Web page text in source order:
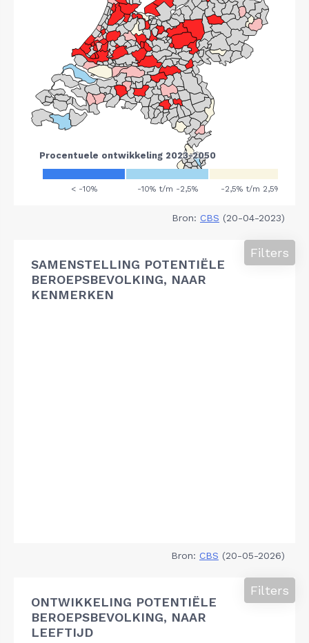
Bron: CBS (20-04-2023)
SAMENSTELLING POTENTIËLE
BEROEPSBEVOLKING, NAAR
KENMERKEN
Filters
Bron: CBS (20-05-2026)
ONTWIKKELING POTENTIËLE
BEROEPSBEVOLKING, NAAR
LEEFTIJD
Filters